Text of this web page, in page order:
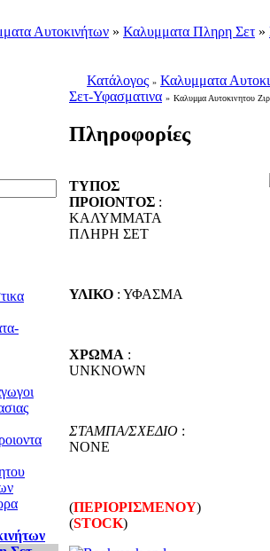
Αυτοκινήτων » Καλυμματα Πληρη Σετ »
Κατάλογος » Καλυμματα
Σετ-Υφασματινα » Καλυμμα Αυτοκινητου
Πληροφορίες
ΤΥΠΟΣ
ΠΡΟΙΟΝΤΟΣ :
ΚΑΛΥΜΜΑΤΑ
ΠΛΗΡΗ ΣΕΤ
ΥΛΙΚΟ : ΥΦΑΣΜΑ
ΧΡΩΜΑ :
UNKNOWN
ΣΤΑΜΠΑ/ΣΧΕΔΙΟ :
NONE
(ΠΕΡΙΟΡΙΣΜΕΝΟΥ)
(STOCK)